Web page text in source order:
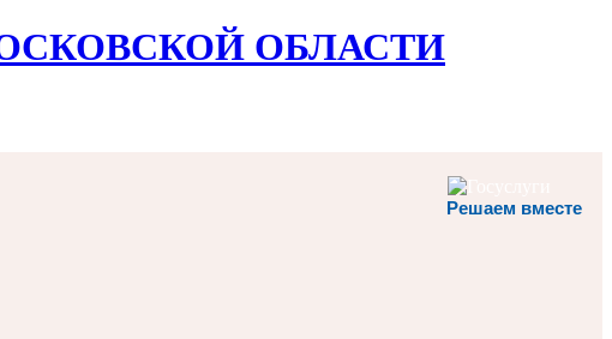
ОБЛАСТИ
Решаем вместе